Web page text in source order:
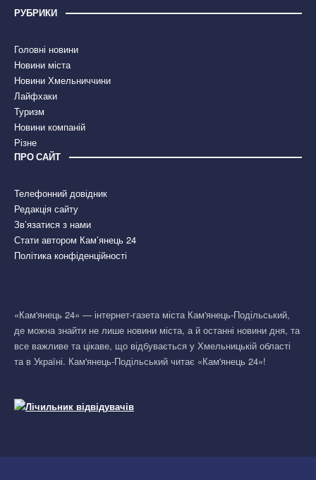
РУБРИКИ
Головні новини
Новини міста
Новини Хмельниччини
Лайфхаки
Туризм
Новини компаній
Різне
ПРО САЙТ
Телефонний довідник
Редакція сайту
Зв’язатися з нами
Стати автором Кам’янець 24
Політика конфіденційності
«Кам'янець 24» — інтернет-газета міста Кам'янець-Подільський,
де можна знайти не лише новини міста, а й останні новини дня, та
все важливе та цікаве, що відбувається у Хмельницькій області
та в Україні. Кам'янець-Подільський читає «Кам'янець 24»!